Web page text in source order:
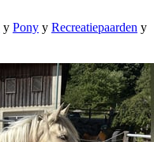
y Pony y Recreatiepaarden y